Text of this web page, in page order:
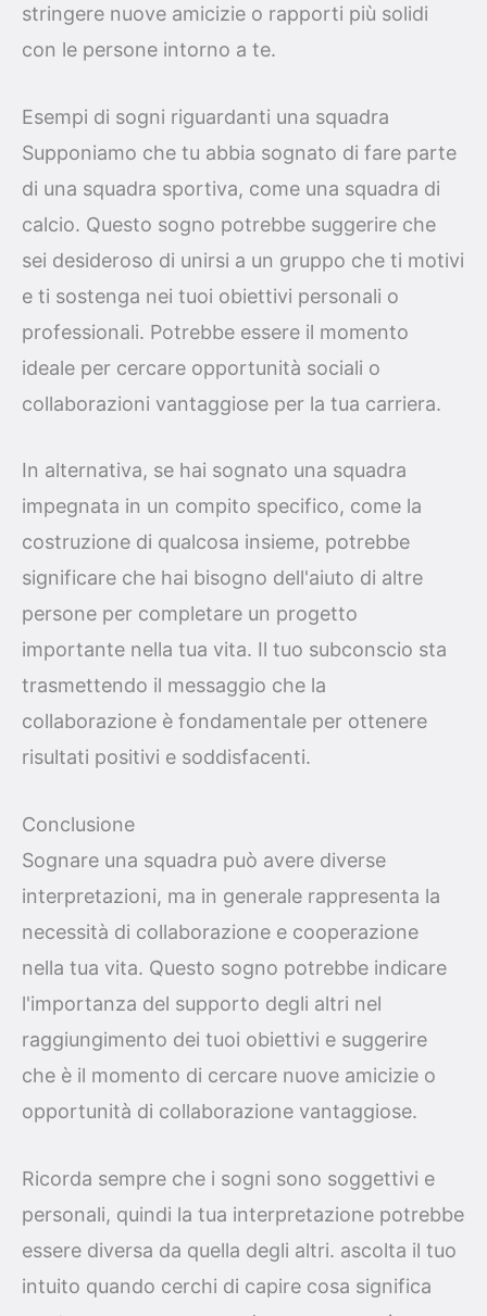
stringere nuove amicizie o rapporti più solidi
con le persone intorno a te.
Esempi di sogni riguardanti una squadra
Supponiamo che tu abbia sognato di fare parte
di una squadra sportiva, come una squadra di
calcio. Questo sogno potrebbe suggerire che
sei desideroso di unirsi a un gruppo che ti motivi
e ti sostenga nei tuoi obiettivi personali o
professionali. Potrebbe essere il momento
ideale per cercare opportunità sociali o
collaborazioni vantaggiose per la tua carriera.
In alternativa, se hai sognato una squadra
impegnata in un compito specifico, come la
costruzione di qualcosa insieme, potrebbe
significare che hai bisogno dell'aiuto di altre
persone per completare un progetto
importante nella tua vita. Il tuo subconscio sta
trasmettendo il messaggio che la
collaborazione è fondamentale per ottenere
risultati positivi e soddisfacenti.
Conclusione
Sognare una squadra può avere diverse
interpretazioni, ma in generale rappresenta la
necessità di collaborazione e cooperazione
nella tua vita. Questo sogno potrebbe indicare
l'importanza del supporto degli altri nel
raggiungimento dei tuoi obiettivi e suggerire
che è il momento di cercare nuove amicizie o
opportunità di collaborazione vantaggiose.
Ricorda sempre che i sogni sono soggettivi e
personali, quindi la tua interpretazione potrebbe
essere diversa da quella degli altri. ascolta il tuo
intuito quando cerchi di capire cosa significa